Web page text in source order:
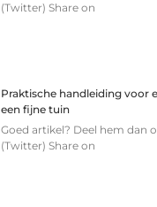
(Twitter) Share on
Praktische handleiding voor
een fijne tuin
Goed artikel? Deel hem dan
(Twitter) Share on